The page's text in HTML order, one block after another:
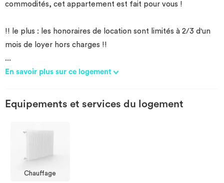
commodités, cet appartement est fait pour vous !
!! le plus : les honoraires de location sont limités à 2/3 d'un
mois de loyer hors charges !!
...
En savoir plus sur ce logement
Equipements et services du logement
Chauffage